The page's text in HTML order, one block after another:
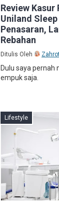
Review
Uniland
Penasaran,
Rebahan
Ditulis Oleh
Dulu saya pernah
empuk saja.
Lifestyle